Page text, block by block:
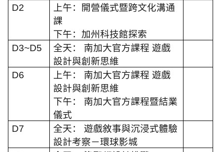
D2
上午：開營儀式暨跨文化溝通
課
下午：加州科技館探索
D3~D5
全天： 南加大官方課程 遊戲
設計與創新思維
D6
上午： 南加大官方課程 遊戲
設計與創新思維
下午： 南加大官方課程暨結業
儀式
D7
全天： 遊戲敘事與沉浸式體驗
設計考察－環球影城